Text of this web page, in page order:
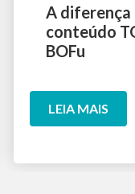
A
conteúdo
BOFu
LEIA MAIS